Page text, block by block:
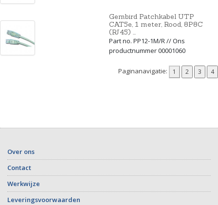
Gembird Patchkabel UTP
CAT5e, 1 meter, Rood, 8P8C
(RJ45) ...
Part no. PP12-1M/R // Ons
productnummer 00001060
Paginanavigatie:
Over ons
Contact
Werkwijze
Leveringsvoorwaarden